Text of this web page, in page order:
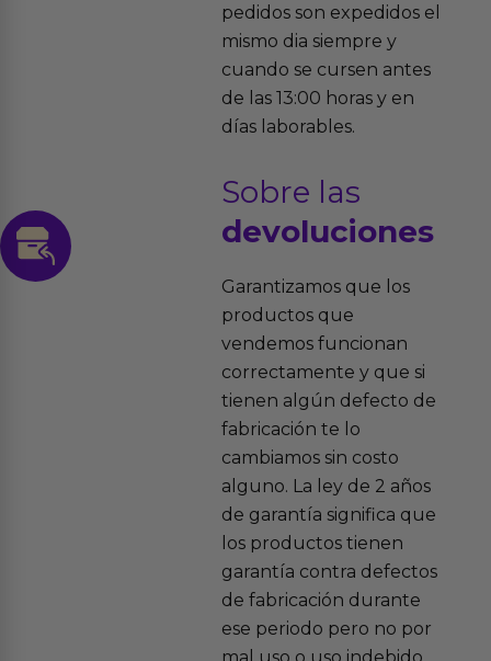
pedidos son expedidos el
mismo dia siempre y
cuando se cursen antes
de las 13:00 horas y en
días laborables.
Sobre las
devoluciones
Garantizamos que los
productos que
vendemos funcionan
correctamente y que si
tienen algún defecto de
fabricación te lo
cambiamos sin costo
alguno. La ley de 2 años
de garantía significa que
los productos tienen
garantía contra defectos
de fabricación durante
ese periodo pero no por
mal uso o uso indebido.